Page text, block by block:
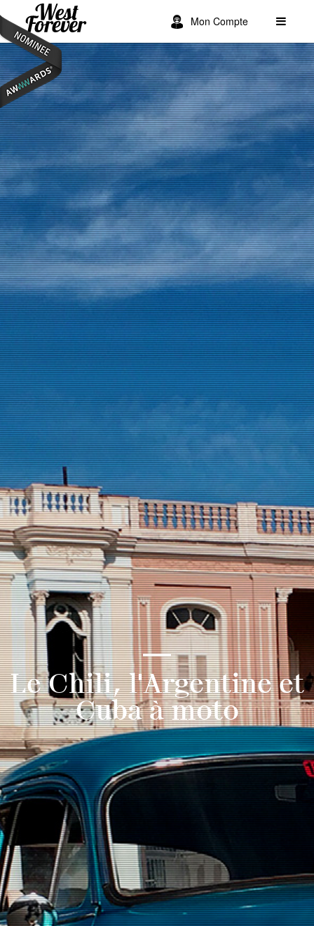
Mon Compte
Le Chili, l'Argentine et
Cuba à moto